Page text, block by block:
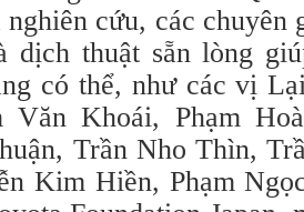
nghiên cứu, các chuyên
dịch thuật sẵn lòng
có thể, như các vị
Văn Khoái, Phạm
Trần Nho Thìn,
Kim Hiền, Phạm